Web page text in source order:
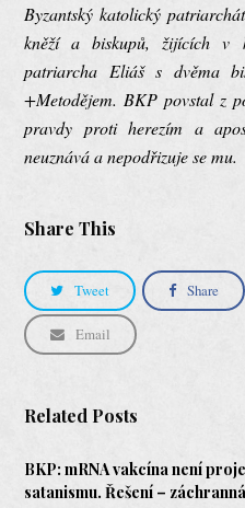
Byzantský katolický
kněží a biskupů, žijících v
patriarcha Eliáš s dvěma
+Metodějem. BKP povstal z
pravdy proti herezím a
neuznává a nepodřizuje se mu.
Share This
Tweet Share
Email
Related Posts
BKP: mRNA vakcína není
satanismu. Řešení –